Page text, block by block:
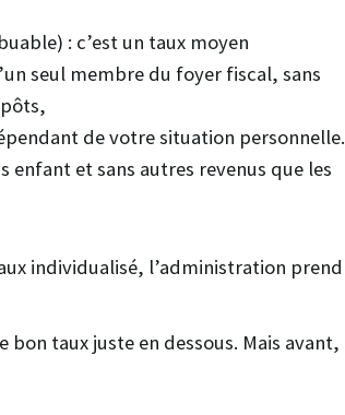
: c’est un taux moyen
seul membre du foyer fiscal, sans
de votre situation personnelle.
enfant et sans autres revenus que les
individualisé, l’administration prend
taux juste en dessous. Mais avant,